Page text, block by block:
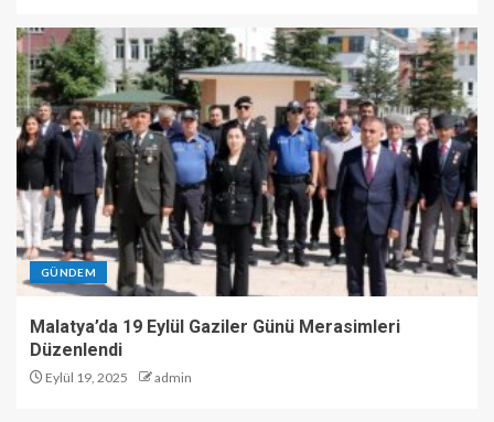
GÜNDEM
Malatya’da 19 Eylül Gaziler Günü Merasimleri
Düzenlendi
Eylül 19, 2025 admin